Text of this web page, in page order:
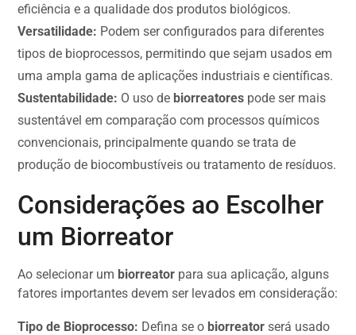
eficiência e a qualidade dos produtos biológicos.
Versatilidade: Podem ser configurados para diferentes
tipos de bioprocessos, permitindo que sejam usados em
uma ampla gama de aplicações industriais e científicas.
Sustentabilidade: O uso de biorreatores pode ser mais
sustentável em comparação com processos químicos
convencionais, principalmente quando se trata de
produção de biocombustíveis ou tratamento de resíduos.
Considerações ao Escolher
um Biorreator
Ao selecionar um biorreator para sua aplicação, alguns
fatores importantes devem ser levados em consideração:
Tipo de Bioprocesso: Defina se o biorreator será usado